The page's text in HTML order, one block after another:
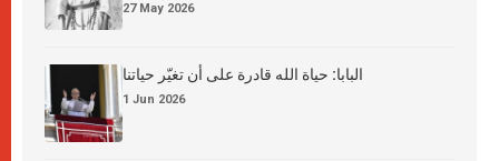
27 May 2026
البابا: حياة الله قادرة على أن تغيّر حياتنا
1 Jun 2026